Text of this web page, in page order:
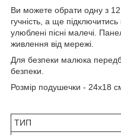
Ви можете обрати одну з 12
гучність, а ще
улюблені пісні малечі.
живлення від мережі.
Для безпеки малюка
безпеки.
Розмір подушечки - 24х18
ТИП